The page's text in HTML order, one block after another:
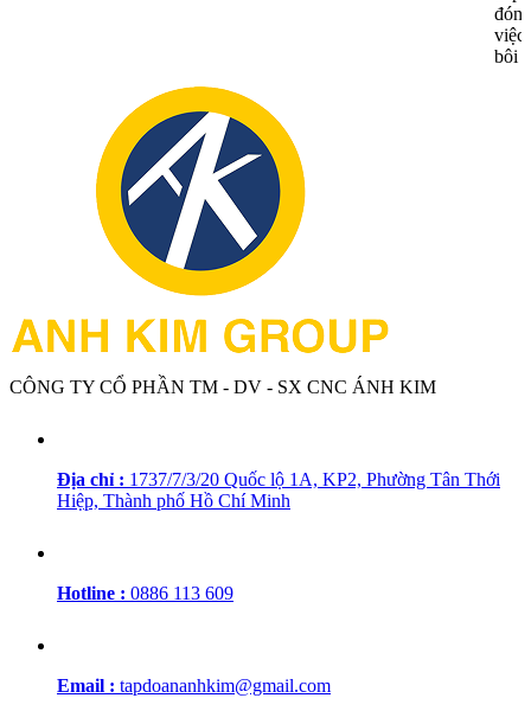
việc
bôi
CÔNG TY CỔ PHẦN TM - DV - SX CNC ÁNH KIM
Địa chỉ : 1737/7/3/20 Quốc lộ 1A, KP2, Phường Tân Thới
Hiệp, Thành phố Hồ Chí Minh
Hotline : 0886 113 609
Email : tapdoananhkim@gmail.com